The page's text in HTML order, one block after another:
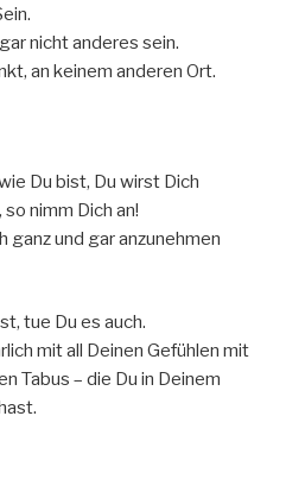
nicht anderes sein.
an keinem anderen Ort.
Du bist, Du wirst Dich
nimm Dich an!
ganz und gar anzunehmen
tue Du es auch.
mit all Deinen Gefühlen mit
Tabus – die Du in Deinem